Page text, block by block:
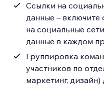
Ссылки на
данные –
на социальные
данные в каждом
Группировка
участников по
маркетинг, дизайн)